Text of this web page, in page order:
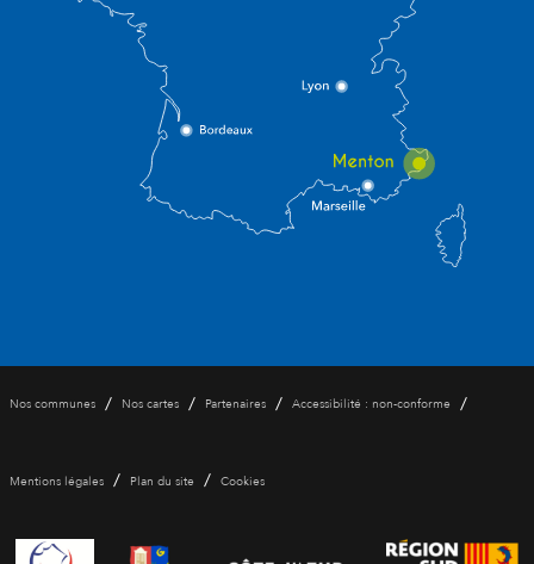
Nos communes / Nos cartes / Partenaires / Accessibilité : non-conforme /
Mentions légales / Plan du site / Cookies